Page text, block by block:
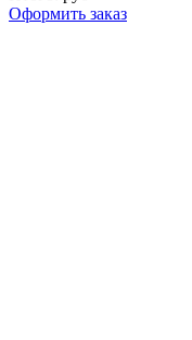
Оформить заказ